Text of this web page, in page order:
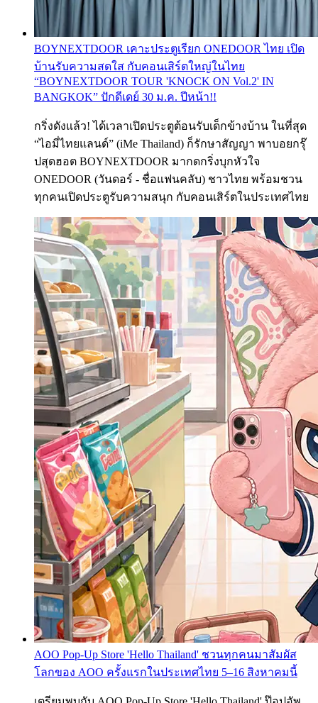
BOYNEXTDOOR เคาะประตูเรียก ONEDOOR ไทย เปิด
บ้านรับความสดใส กับคอนเสิร์ตใหญ่ในไทย
“BOYNEXTDOOR TOUR 'KNOCK ON Vol.2' IN
BANGKOK” ปักดีเดย์ 30 ม.ค. ปีหน้า!!
กริ่งดังแล้ว! ได้เวลาเปิดประตูต้อนรับเด็กข้างบ้าน ในที่สุด
“ไอมี่ไทยแลนด์” (iMe Thailand) ก็รักษาสัญญา พาบอยกรุ๊
ปสุดฮอต BOYNEXTDOOR มากดกริ่งบุกหัวใจ
ONEDOOR (วันดอร์ - ชื่อแฟนคลับ) ชาวไทย พร้อมชวน
ทุกคนเปิดประตูรับความสนุก กับคอนเสิร์ตในประเทศไทย
AOO Pop-Up Store 'Hello Thailand' ชวนทุกคนมาสัมผัส
โลกของ AOO ครั้งแรกในประเทศไทย 5–16 สิงหาคมนี้